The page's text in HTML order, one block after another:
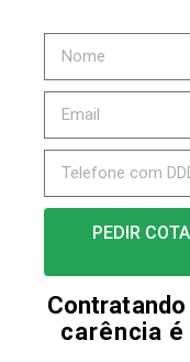
PEDIR
Contratando
carência é